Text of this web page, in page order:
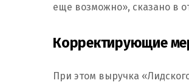
еще возможно», сказано в
Корректирующие
При этом выручка